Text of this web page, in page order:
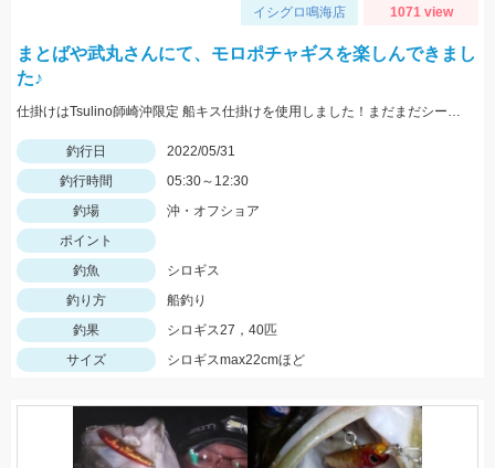
イシグロ鳴海店 1071 view
まとばや武丸さんにて、モロポチャギスを楽しんできまし
た♪
仕掛けはTsulino師崎沖限定 船キス仕掛けを使用しました！まだまだシーズンはこれからですよ～♪
釣行日
2022/05/31
釣行時間
05:30～12:30
釣場
沖・オフショア
ポイント
釣魚
シロギス
釣り方
船釣り
釣果
シロギス27，40匹
サイズ
シロギスmax22cmほど